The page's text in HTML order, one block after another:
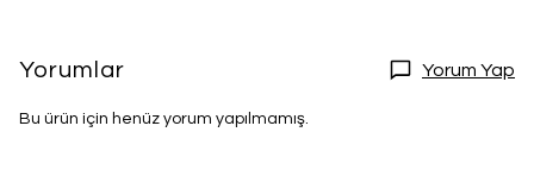
Yorumlar Yorum Yap
Bu ürün için henüz yorum yapılmamış.